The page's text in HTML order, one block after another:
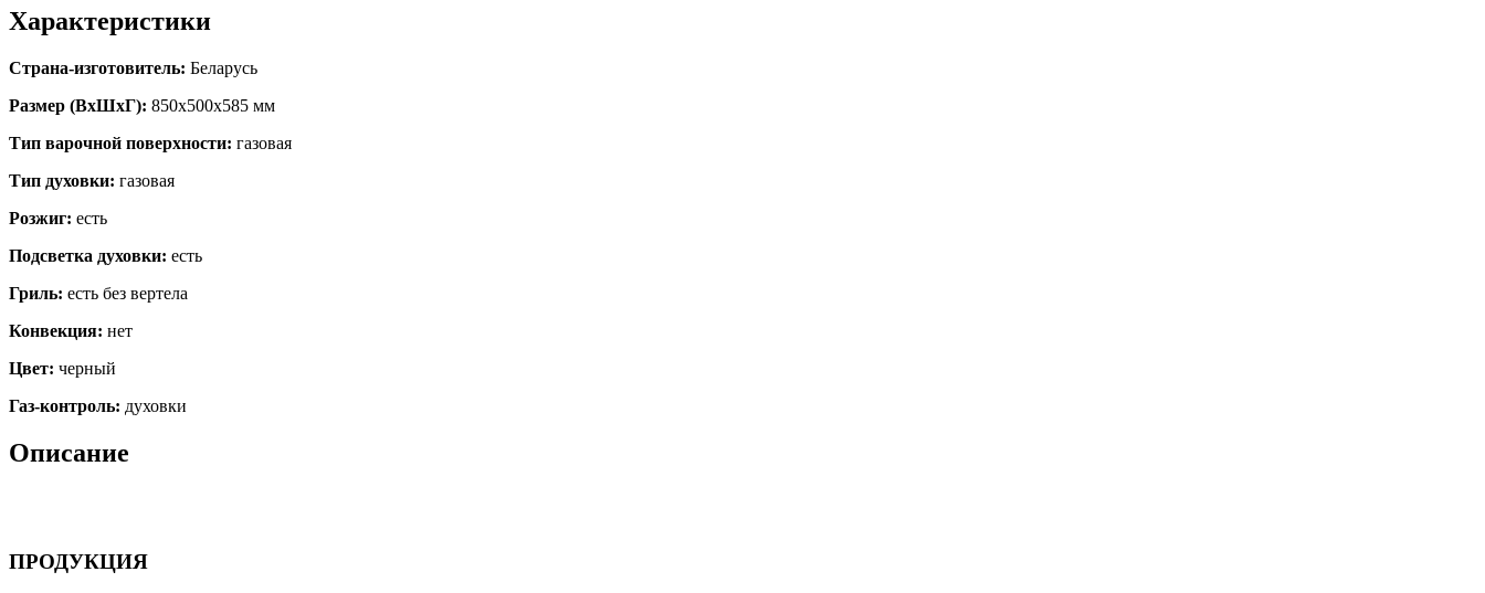
Характеристики
Страна-изготовитель: Беларусь
Размер (ВхШхГ): 850х500х585 мм
Тип варочной поверхности: газовая
Тип духовки: газовая
Розжиг: есть
Подсветка духовки: есть
Гриль: есть без вертела
Конвекция: нет
Цвет: черный
Газ-контроль: духовки
Описание
ПРОДУКЦИЯ